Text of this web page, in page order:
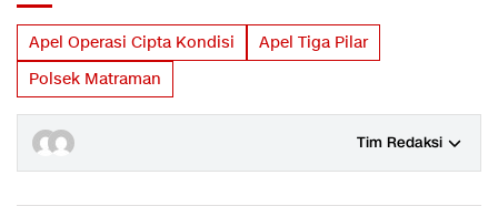
Apel Operasi Cipta Kondisi
Apel Tiga Pilar
Polsek Matraman
Tim Redaksi